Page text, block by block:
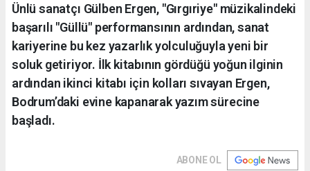
Ünlü sanatçı Gülben Ergen, "Gırgıriye" müzikalindeki
başarılı "Güllü" performansının ardından, sanat
kariyerine bu kez yazarlık yolculuğuyla yeni bir
soluk getiriyor. İlk kitabının gördüğü yoğun ilginin
ardından ikinci kitabı için kolları sıvayan Ergen,
Bodrum’daki evine kapanarak yazım sürecine
başladı.
ABONE OL